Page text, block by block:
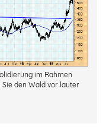
im Rahmen
den Wald vor lauter